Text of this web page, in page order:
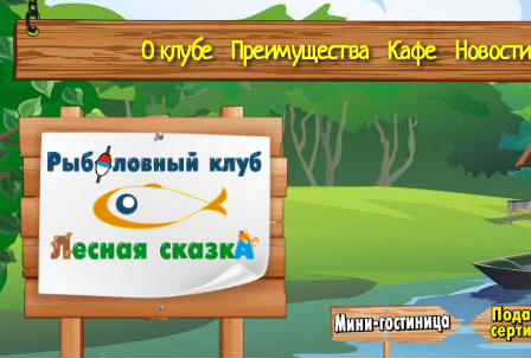
О клубе Преимущества Кафе Новости